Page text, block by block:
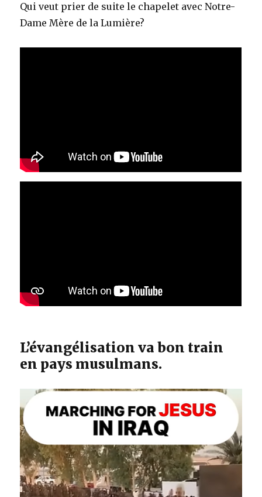
Qui veut prier de suite le chapelet avec Notre-
Dame Mère de la Lumière?
L’évangélisation va bon train
en pays musulmans.